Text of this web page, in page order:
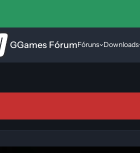
GGames FórumFóruns Downloads